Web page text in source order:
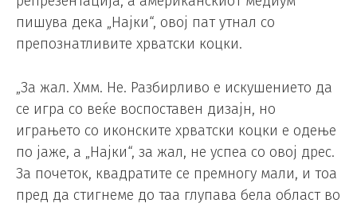
пишува дека „Најки“, овој пат утнал со
препознатливите хрватски коцки.
„За жал. Хмм. Не. Разбирливо е искушението да
се игра со веќе воспоставен дизајн, но
играњето со иконските хрватски коцки е одење
по јаже, а „Најки“, за жал, не успеа со овој дрес.
За почеток, квадратите се премногу мали, и тоа
пред да стигнеме до таа глупава бела област во